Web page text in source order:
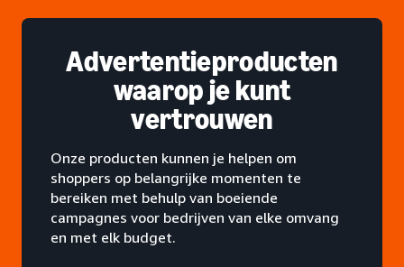
Advertentieproducten
waarop je kunt
vertrouwen
Onze producten kunnen je helpen om
shoppers op belangrijke momenten te
bereiken met behulp van boeiende
campagnes voor bedrijven van elke omvang
en met elk budget.